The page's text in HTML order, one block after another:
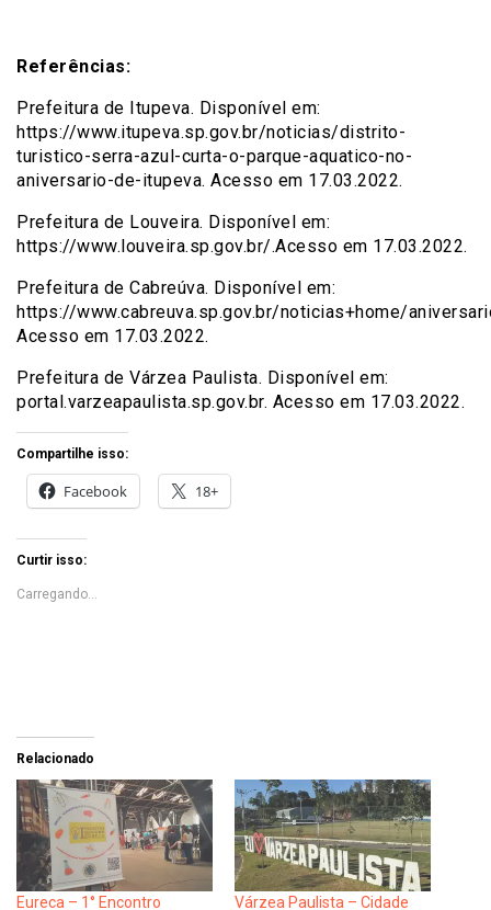
Referências:
Prefeitura de Itupeva. Disponível em:
https://www.itupeva.sp.gov.br/noticias/distrito-
turistico-serra-azul-curta-o-parque-aquatico-no-
aniversario-de-itupeva. Acesso em 17.03.2022.
Prefeitura de Louveira. Disponível em:
https://www.louveira.sp.gov.br/.Acesso em 17.03.2022.
Prefeitura de Cabreúva. Disponível em:
https://www.cabreuva.sp.gov.br/noticias+home/
Acesso em 17.03.2022.
Prefeitura de Várzea Paulista. Disponível em:
portal.varzeapaulista.sp.gov.br. Acesso em 17.03.2022.
Compartilhe isso:
Facebook 18+
Curtir isso:
Carregando...
Relacionado
Eureca – 1° Encontro Várzea Paulista – Cidade